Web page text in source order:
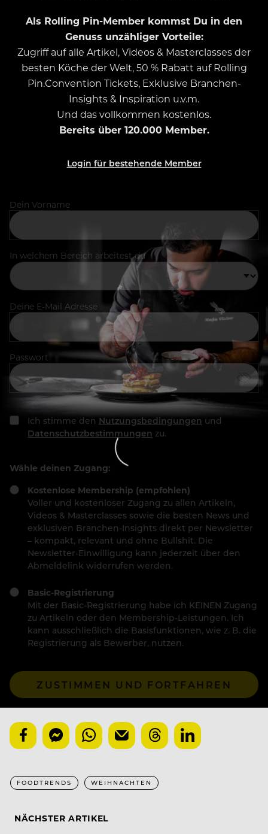
Als Rolling Pin-Member kommst Du in den
Genuss unzähliger Vorteile:
Zugriff auf alle Artikel, Videos & Masterclasses der
besten Köche der Welt, 50 % Rabatt auf Rolling
Pin.Convention Tickets, Exklusive Branchen-
Insights & Inspiration u.v.m.
Und das vollkommen kostenlos.
Bereits über 120.000 Member.
Login für bestehende Member
Dein Vorname
In welchem Bereich arbeitest du
Deine E-Mail Adresse
Passwort
Ich stimme den Nutzungsbedingungen und
Datenschutzbestimmungen zu.
Wähle deinen Zugang:
Kostenlose Membership (empfohlen)
Voller und kostenloser Zugang zu allen Artikeln,
Videos & Masterclasses sowie die besten News und
exklusiven Branchen-Insights direkt per Newsletter
– kompakt, relevant und ohne Bullshit. Die
Newsletter-Einwilligung kann jederzeit über den
Abmeldelink widerrufen werden.
Basic-Registrierung
Mit der Basic-Registrierung habe ich KEINEN Zugang
zu Artikeln oder den Membership-Leistungen. Ich
kann ausschließlich die Basisfunktionen, wie z. B. die
Registrierung als Bewerber, nutzen.
ZUSTIMMEN UND FORTFAHREN
FOODTRENDS WEIHNACHTEN
NÄCHSTER ARTIKEL